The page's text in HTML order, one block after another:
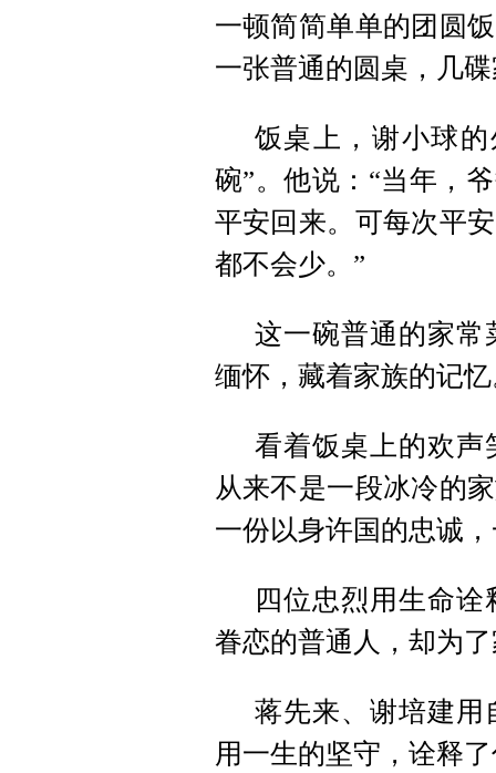
一顿简简单单的团圆
一张普通的圆桌，几
饭桌上，谢小球
碗”。他说：“当年，
平安回来。可每次平
都不会少。”
这一碗普通的家常
缅怀，藏着家族的记
看着饭桌上的欢声
从来不是一段冰冷的
一份以身许国的忠诚
四位忠烈用生命
眷恋的普通人，却为
蒋先来、谢培建用
用一生的坚守，诠释